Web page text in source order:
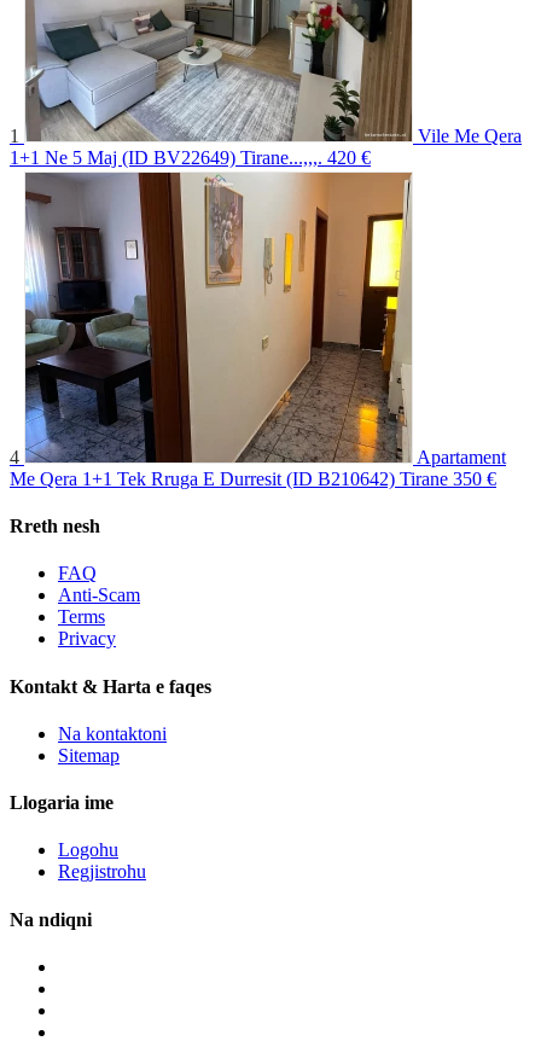
1
Vile Me Qera
1+1 Ne 5 Maj (ID BV22649) Tirane...,,,. 420 €
4
Apartament
Me Qera 1+1 Tek Rruga E Durresit (ID B210642) Tirane 350 €
Rreth nesh
FAQ
Anti-Scam
Terms
Privacy
Kontakt & Harta e faqes
Na kontaktoni
Sitemap
Llogaria ime
Logohu
Regjistrohu
Na ndiqni